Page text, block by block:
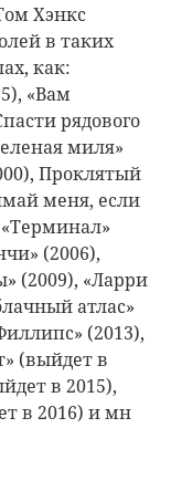
Хэнкс
в таких
как:
«Вам
рядового
миля»
Проклятый
меня, если
(2006),
(2009), «Ларри
атлас»
(2013),
(выйдет в
в 2015),
в 2016) и мн